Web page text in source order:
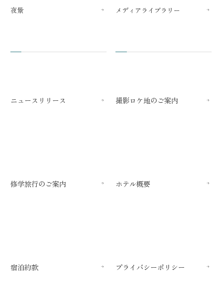
夜景 メディアライブラリー
ニュースリリース 撮影ロケ地のご案内
修学旅行のご案内 ホテル概要
宿泊約款 プライバシーポリシー